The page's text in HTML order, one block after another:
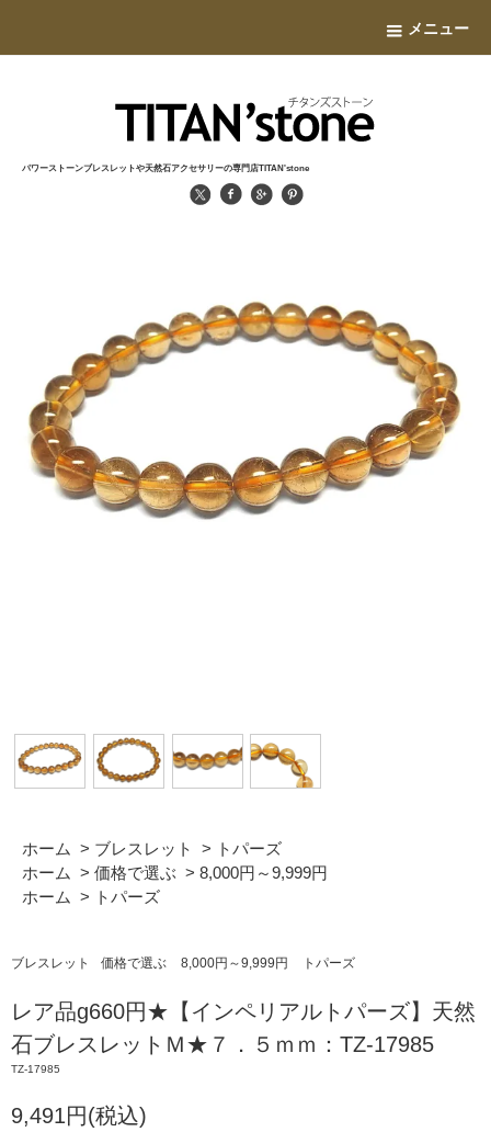
メニュー
パワーストーンブレスレットや天然石アクセサリーの専門店TITAN'stone
ホーム > ブレスレット > トパーズ
ホーム > 価格で選ぶ > 8,000円～9,999円
ホーム > トパーズ
ブレスレット 価格で選ぶ 8,000円～9,999円 トパーズ
レア品g660円★【インペリアルトパーズ】天然
石ブレスレットＭ★７．５ｍｍ：TZ-17985
TZ-17985
9,491円(税込)